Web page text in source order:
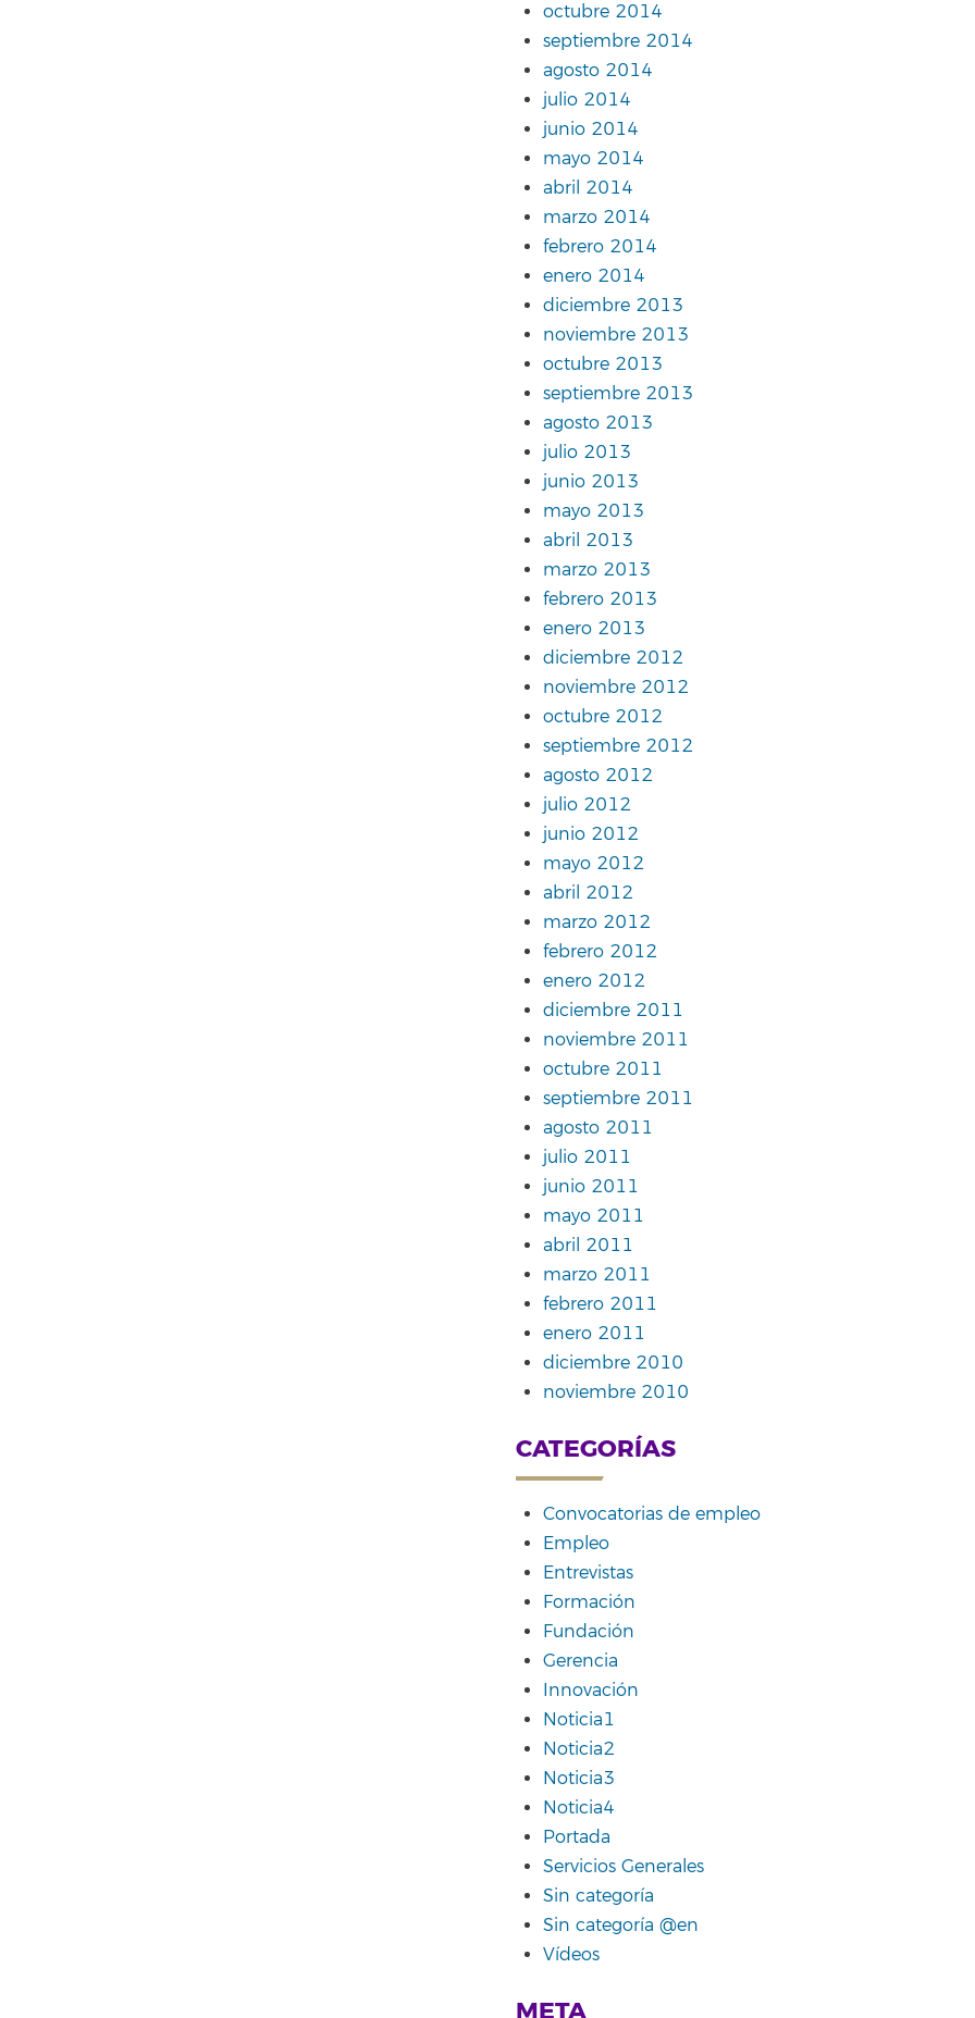
octubre 2014
septiembre 2014
agosto 2014
julio 2014
junio 2014
mayo 2014
abril 2014
marzo 2014
febrero 2014
enero 2014
diciembre 2013
noviembre 2013
octubre 2013
septiembre 2013
agosto 2013
julio 2013
junio 2013
mayo 2013
abril 2013
marzo 2013
febrero 2013
enero 2013
diciembre 2012
noviembre 2012
octubre 2012
septiembre 2012
agosto 2012
julio 2012
junio 2012
mayo 2012
abril 2012
marzo 2012
febrero 2012
enero 2012
diciembre 2011
noviembre 2011
octubre 2011
septiembre 2011
agosto 2011
julio 2011
junio 2011
mayo 2011
abril 2011
marzo 2011
febrero 2011
enero 2011
diciembre 2010
noviembre 2010
CATEGORÍAS
Convocatorias de empleo
Empleo
Entrevistas
Formación
Fundación
Gerencia
Innovación
Noticia1
Noticia2
Noticia3
Noticia4
Portada
Servicios Generales
Sin categoría
Sin categoría @en
Vídeos
META